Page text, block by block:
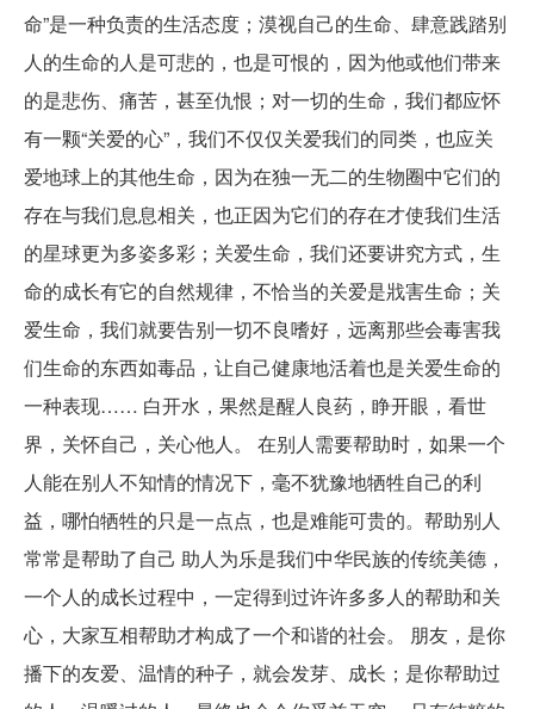
命”是一种负责的生活态度；漠视自己的生命、肆意践踏别
人的生命的人是可悲的，也是可恨的，因为他或他们带来
的是悲伤、痛苦，甚至仇恨；对一切的生命，我们都应怀
有一颗“关爱的心”，我们不仅仅关爱我们的同类，也应关
爱地球上的其他生命，因为在独一无二的生物圈中它们的
存在与我们息息相关，也正因为它们的存在才使我们生活
的星球更为多姿多彩；关爱生命，我们还要讲究方式，生
命的成长有它的自然规律，不恰当的关爱是戕害生命；关
爱生命，我们就要告别一切不良嗜好，远离那些会毒害我
们生命的东西如毒品，让自己健康地活着也是关爱生命的
一种表现…… 白开水，果然是醒人良药，睁开眼，看世
界，关怀自己，关心他人。 在别人需要帮助时，如果一个
人能在别人不知情的情况下，毫不犹豫地牺牲自己的利
益，哪怕牺牲的只是一点点，也是难能可贵的。帮助别人
常常是帮助了自己 助人为乐是我们中华民族的传统美德，
一个人的成长过程中，一定得到过许许多多人的帮助和关
心，大家互相帮助才构成了一个和谐的社会。 朋友，是你
播下的友爱、温情的种子，就会发芽、成长；是你帮助过